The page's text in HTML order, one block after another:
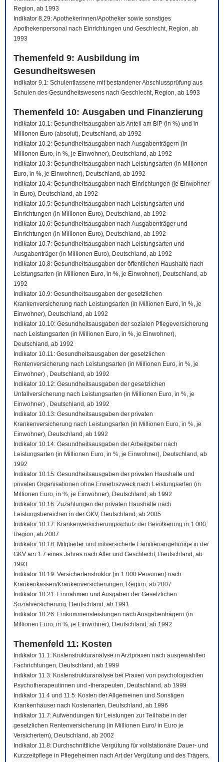
Region, ab 1993
Indikator 8.29: Apothekerinnen/Apotheker sowie sonstiges
Apothekenpersonal nach Einrichtungen und Geschlecht, Region, ab
1993
Themenfeld 9: Ausbildung im
Gesundheitswesen
Indikator 9.1: Schulentlassene mit bestandener Abschlussprüfung aus
Schulen des Gesundheitswesens nach Geschlecht, Region, ab 1993
Themenfeld 10: Ausgaben und Finanzierung
Indikator 10.1: Gesundheitsausgaben als Anteil am BIP (in %) und in
Millionen Euro (absolut), Deutschland, ab 1992
Indikator 10.2: Gesundheitsausgaben nach Ausgabenträgern (in
Millionen Euro, in %, je Einwohner), Deutschland, ab 1992
Indikator 10.3: Gesundheitsausgaben nach Leistungsarten (in Millionen
Euro, in %, je Einwohner), Deutschland, ab 1992
Indikator 10.4: Gesundheitsausgaben nach Einrichtungen (je Einwohner
in Euro), Deutschland, ab 1992
Indikator 10.5: Gesundheitsausgaben nach Leistungsarten und
Einrichtungen (in Millionen Euro), Deutschland, ab 1992
Indikator 10.6: Gesundheitsausgaben nach Ausgabenträger und
Einrichtungen (in Millionen Euro), Deutschland, ab 1992
Indikator 10.7: Gesundheitsausgaben nach Leistungsarten und
Ausgabenträger (in Millionen Euro), Deutschland, ab 1992
Indikator 10.8: Gesundheitsausgaben der öffentlichen Haushalte nach
Leistungsarten (in Millionen Euro, in %, je Einwohner), Deutschland, ab
1992
Indikator 10.9: Gesundheitsausgaben der gesetzlichen
Krankenversicherung nach Leistungsarten (in Millionen Euro, in %, je
Einwohner), Deutschland, ab 1992
Indikator 10.10: Gesundheitsausgaben der sozialen Pflegeversicherung
nach Leistungsarten (in Millionen Euro, in %, je Einwohner),
Deutschland, ab 1992
Indikator 10.11: Gesundheitsausgaben der gesetzlichen
Rentenversicherung nach Leistungsarten (in Millionen Euro, in %, je
Einwohner) , Deutschland, ab 1992
Indikator 10.12: Gesundheitsausgaben der gesetzlichen
Unfallversicherung nach Leistungsarten (in Millionen Euro, in %, je
Einwohner) , Deutschland, ab 1992
Indikator 10.13: Gesundheitsausgaben der privaten
Krankenversicherung nach Leistungsarten (in Millionen Euro, in %, je
Einwohner), Deutschland, ab 1992
Indikator 10.14: Gesundheitsausgaben der Arbeitgeber nach
Leistungsarten (in Millionen Euro, in %, je Einwohner), Deutschland, ab
1992
Indikator 10.15: Gesundheitsausgaben der privaten Haushalte und
privaten Organisationen ohne Erwerbszweck nach Leistungsarten (in
Millionen Euro, in %, je Einwohner), Deutschland, ab 1992
Indikator 10.16: Zuzahlungen der privaten Haushalte nach
Leistungsbereichen in der GKV, Deutschland, ab 2005
Indikator 10.17: Krankenversicherungsschutz der Bevölkerung in 1.000,
Region, ab 2007
Indikator 10.18: Mitglieder und mitversicherte Familienangehörige in der
GKV am 1.7 eines Jahres nach Alter und Geschlecht, Deutschland, ab
1993
Indikator 10.19: Versichertenstruktur (in 1.000 Personen) nach
Krankenkassen/Krankenversicherungen, Region, ab 2007
Indikator 10.21: Einnahmen und Ausgaben der Gesetzlichen
Sozialversicherung, Deutschland, ab 1991
Indikator 10.26: Einkommensleistungen nach Ausgabenträgern (in
Millionen Euro, in %, je Einwohner), Deutschland, ab 1992
Themenfeld 11: Kosten
Indikator 11.1: Kostenstrukturanalyse in Arztpraxen nach ausgewählten
Fachrichtungen, Deutschland, ab 1999
Indikator 11.3: Kostenstrukturanalyse bei Praxen von psychologischen
Psychotherapeutinnen und -therapeuten, Deutschland, ab 1999
Indikator 11.4 und 11.5: Kosten der Allgemeinen und Sonstigen
Krankenhäuser nach Kostenarten, Deutschland, ab 1996
Indikator 11.7: Aufwendungen für Leistungen zur Teilhabe in der
gesetzlichen Rentenversicherung (in Millionen Euro/ in Euro je
Versichertem), Deutschland, ab 2002
Indikator 11.8: Durchschnittliche Vergütung für vollstationäre Dauer- und
Kurzzeitpflege in Pflegeheimen nach Art der Vergütung und des Trägers,